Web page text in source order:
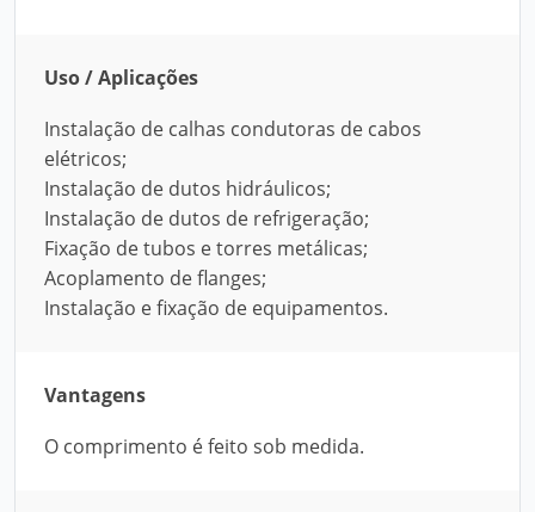
Uso / Aplicações
Instalação de calhas condutoras de cabos
elétricos;
Instalação de dutos hidráulicos;
Instalação de dutos de refrigeração;
Fixação de tubos e torres metálicas;
Acoplamento de flanges;
Instalação e fixação de equipamentos.
Vantagens
O comprimento é feito sob medida.